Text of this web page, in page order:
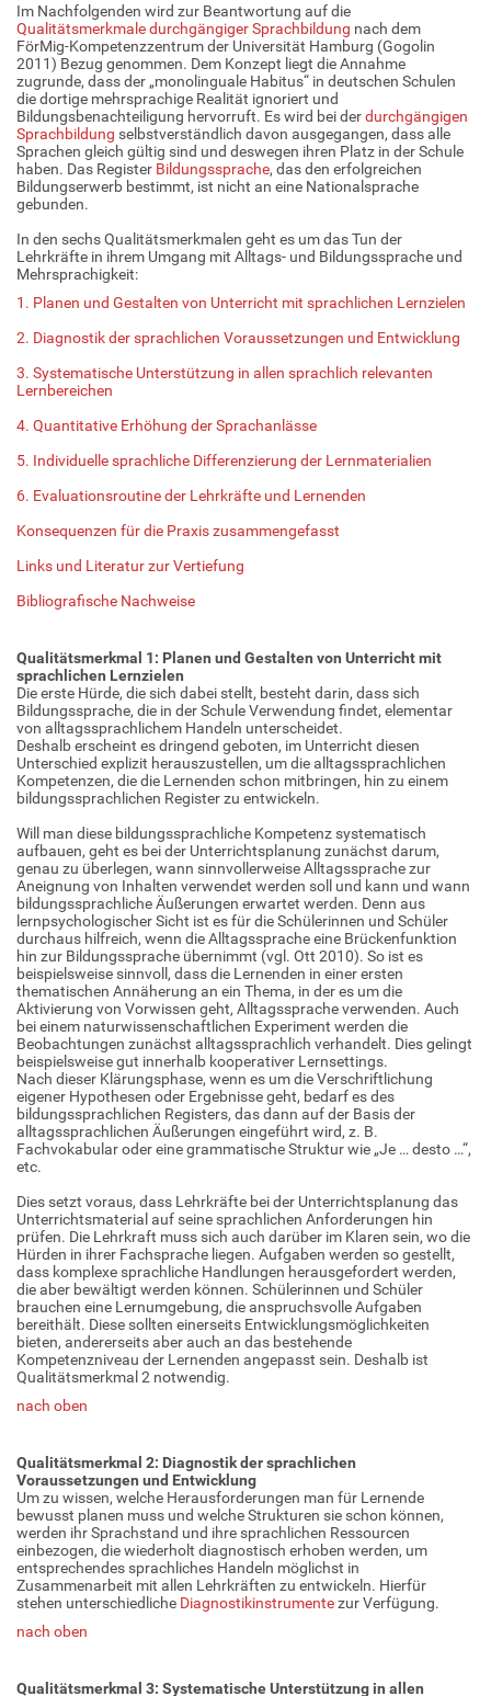
Im Nachfolgenden wird zur Beantwortung auf die
Qualitätsmerkmale durchgängiger Sprachbildung nach dem
FörMig-Kompetenzzentrum der Universität Hamburg (Gogolin
2011) Bezug genommen. Dem Konzept liegt die Annahme
zugrunde, dass der „monolinguale Habitus“ in deutschen Schulen
die dortige mehrsprachige Realität ignoriert und
Bildungsbenachteiligung hervorruft. Es wird bei derdurchgängigen
Sprachbildung selbstverständlich davon ausgegangen, dass alle
Sprachen gleich gültig sind und deswegen ihren Platz in der Schule
haben. Das Register Bildungssprache, das den erfolgreichen
Bildungserwerb bestimmt, ist nicht an eine Nationalsprache
gebunden.
In den sechs Qualitätsmerkmalen geht es um das Tun der
Lehrkräfte in ihrem Umgang mit Alltags- und Bildungssprache und
Mehrsprachigkeit:
1. Planen und Gestalten von Unterricht mit sprachlichen Lernzielen
2. Diagnostik der sprachlichen Voraussetzungen und Entwicklung
3. Systematische Unterstützung in allen sprachlich relevanten
Lernbereichen
4. Quantitative Erhöhung der Sprachanlässe
5. Individuelle sprachliche Differenzierung der Lernmaterialien
6. Evaluationsroutine der Lehrkräfte und Lernenden
Konsequenzen für die Praxis zusammengefasst
Links und Literatur zur Vertiefung
Bibliografische Nachweise
Qualitätsmerkmal 1: Planen und Gestalten von Unterricht mit
sprachlichen Lernzielen
Die erste Hürde, die sich dabei stellt, besteht darin, dass sich
Bildungssprache, die in der Schule Verwendung findet, elementar
von alltagssprachlichem Handeln unterscheidet.
Deshalb erscheint es dringend geboten, im Unterricht diesen
Unterschied explizit herauszustellen, um die alltagssprachlichen
Kompetenzen, die die Lernenden schon mitbringen, hin zu einem
bildungssprachlichen Register zu entwickeln.
Will man diese bildungssprachliche Kompetenz systematisch
aufbauen, geht es bei der Unterrichtsplanung zunächst darum,
genau zu überlegen, wann sinnvollerweise Alltagssprache zur
Aneignung von Inhalten verwendet werden soll und kann und wann
bildungssprachliche Äußerungen erwartet werden. Denn aus
lernpsychologischer Sicht ist es für die Schülerinnen und Schüler
durchaus hilfreich, wenn die Alltagssprache eine Brückenfunktion
hin zur Bildungssprache übernimmt (vgl. Ott 2010). So ist es
beispielsweise sinnvoll, dass die Lernenden in einer ersten
thematischen Annäherung an ein Thema, in der es um die
Aktivierung von Vorwissen geht, Alltagssprache verwenden. Auch
bei einem naturwissenschaftlichen Experiment werden die
Beobachtungen zunächst alltagssprachlich verhandelt. Dies gelingt
beispielsweise gut innerhalb kooperativer Lernsettings.
Nach dieser Klärungsphase, wenn es um die Verschriftlichung
eigener Hypothesen oder Ergebnisse geht, bedarf es des
bildungssprachlichen Registers, das dann auf der Basis der
alltagssprachlichen Äußerungen eingeführt wird, z. B.
Fachvokabular oder eine grammatische Struktur wie „Je … desto …“,
etc.
Dies setzt voraus, dass Lehrkräfte bei der Unterrichtsplanung das
Unterrichtsmaterial auf seine sprachlichen Anforderungen hin
prüfen. Die Lehrkraft muss sich auch darüber im Klaren sein, wo die
Hürden in ihrer Fachsprache liegen. Aufgaben werden so gestellt,
dass komplexe sprachliche Handlungen herausgefordert werden,
die aber bewältigt werden können. Schülerinnen und Schüler
brauchen eine Lernumgebung, die anspruchsvolle Aufgaben
bereithält. Diese sollten einerseits Entwicklungsmöglichkeiten
bieten, andererseits aber auch an das bestehende
Kompetenzniveau der Lernenden angepasst sein. Deshalb ist
Qualitätsmerkmal 2 notwendig.
nach oben
Qualitätsmerkmal 2: Diagnostik der sprachlichen
Voraussetzungen und Entwicklung
Um zu wissen, welche Herausforderungen man für Lernende
bewusst planen muss und welche Strukturen sie schon können,
werden ihr Sprachstand und ihre sprachlichen Ressourcen
einbezogen, die wiederholt diagnostisch erhoben werden, um
entsprechendes sprachliches Handeln möglichst in
Zusammenarbeit mit allen Lehrkräften zu entwickeln. Hierfür
stehen unterschiedliche Diagnostikinstrumentezur Verfügung.
nach oben
Qualitätsmerkmal 3: Systematische Unterstützung in allen